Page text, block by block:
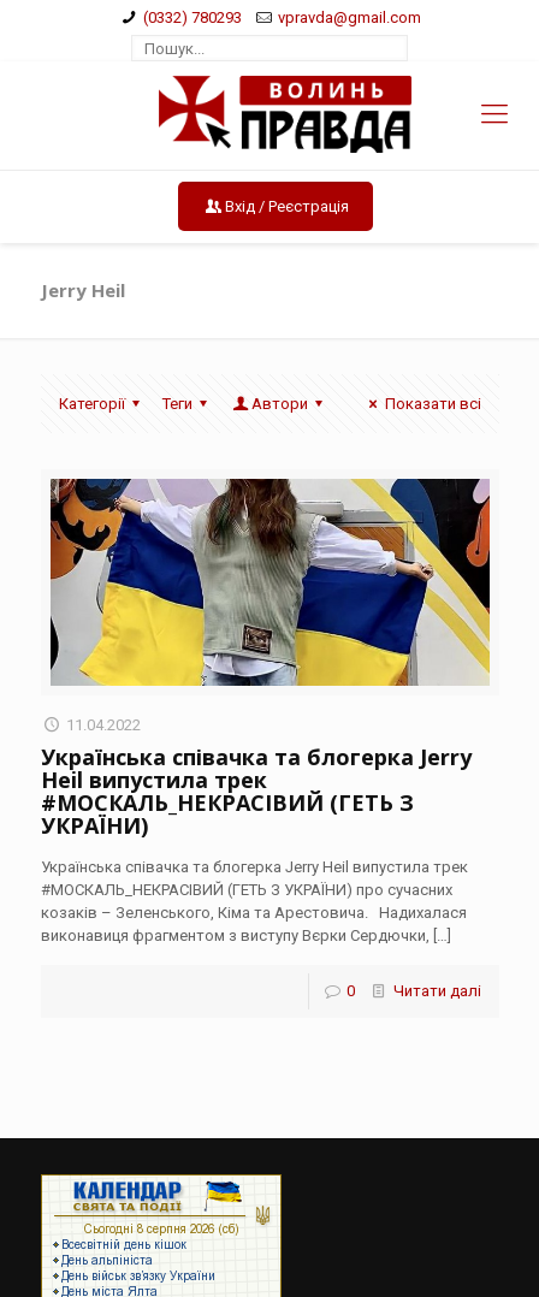
(0332) 780293 vpravda@gmail.com
Вхід / Реєстрація
Jerry Heil
Категорії Теги Автори Показати всі
11.04.2022
Українська співачка та блогерка Jerry
Heil випустила трек
#МОСКАЛЬ_НЕКРАСІВИЙ (ГЕТЬ З
УКРАЇНИ)
Українська співачка та блогерка Jerry Heil випустила трек
#МОСКАЛЬ_НЕКРАСІВИЙ (ГЕТЬ З УКРАЇНИ) про сучасних
козаків – Зеленського, Кіма та Арестовича. Надихалася
виконавиця фрагментом з виступу Вєрки Сердючки, […]
0 Читати далі